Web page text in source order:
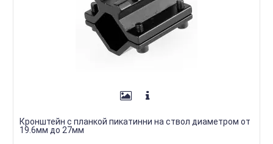
Кронштейн с планкой пикатинни на ствол диаметром от
19.6мм до 27мм